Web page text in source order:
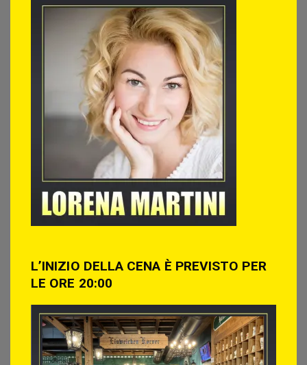
L’INIZIO DELLA CENA È PREVISTO PER
LE ORE 20:00